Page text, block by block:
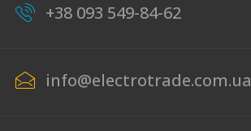
+38 093 549-84-62
info@electrotrade.com.ua